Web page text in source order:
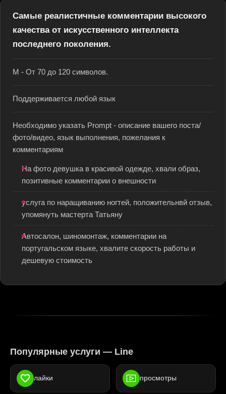
Самые реалистичные комментарии высокого
качества от искусственного интеллекта
последнего поколения.
M - От 70 до 120 символов.
Поддерживается любой язык
Необходимо указать Prompt - описание вашего поста/
фото/видео, язык выполнения, пожелания к
комментариям
На фото девушка в красивой одежде, хвали образ,
позитивные комментарии о внешности
услуга по наращиванию ногтей, положительнвй отзыв,
упомянуть мастерта Татьяну
Автосалон, шиномонтаж, комментарии на
португальском языке, хвалите скорость работы и
дешевую стоимость
Популярные услуги — Line
лайки просмотры